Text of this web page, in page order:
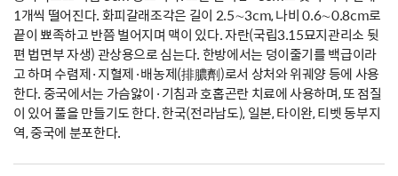
1개씩 떨어진다. 화피갈래조각은 길이 2.5∼3cm, 나비 0.6∼0.8cm로
끝이 뾰족하고 반쯤 벌어지며 맥이 있다. 자란(국립3.15묘지관리소 뒷
편 법면부 자생) 관상용으로 심는다. 한방에서는 덩이줄기를 백급이라
고 하며 수렴제·지혈제·배농제(排膿劑)로서 상처와 위궤양 등에 사용
한다. 중국에서는 가슴앓이·기침과 호홉곤란 치료에 사용하며, 또 점질
이 있어 풀을 만들기도 한다. 한국(전라남도), 일본, 타이완, 티벳 동부지
역, 중국에 분포한다.